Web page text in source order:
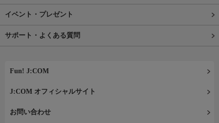
イベント・プレゼント
サポート・よくある質問
Fun! J:COM
J:COM オフィシャルサイト
お問い合わせ